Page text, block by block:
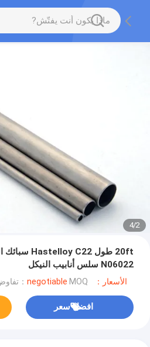
2
/
4
N06022 سلس أنابيب النيكل
الأسعار：negotiable MOQ：تفاوض
افضل سعر